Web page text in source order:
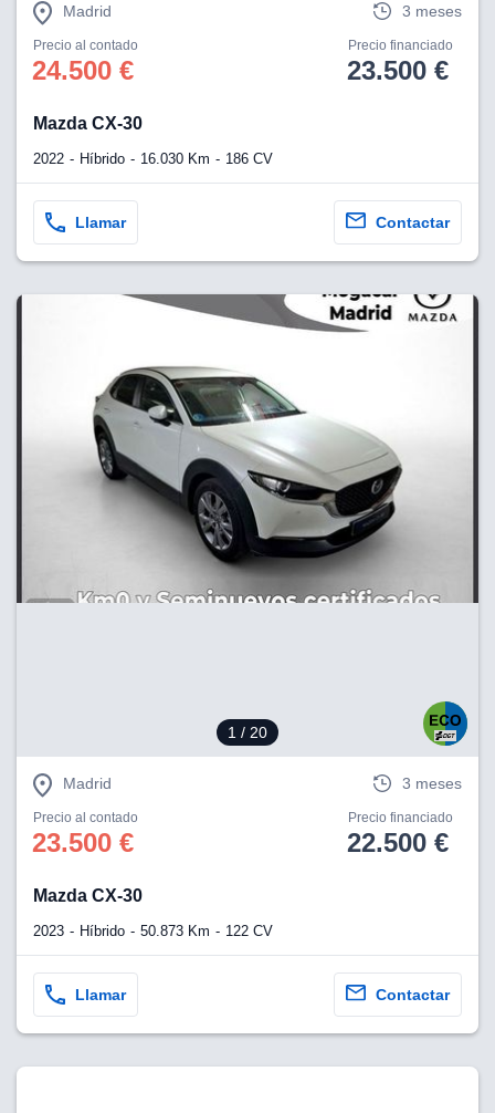
Madrid 3 meses
Precio al contado
24.500 €
Precio financiado
23.500 €
Mazda CX-30
2022 Híbrido 16.030 Km 186 CV
Llamar Contactar
1 / 20
Madrid 3 meses
Precio al contado
23.500 €
Precio financiado
22.500 €
Mazda CX-30
2023 Híbrido 50.873 Km 122 CV
Llamar Contactar